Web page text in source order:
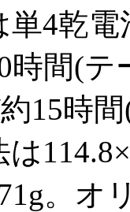
4乾電
時間(
15時
。オ